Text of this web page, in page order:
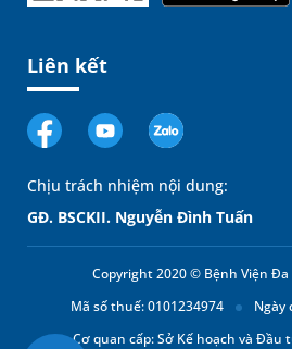
Liên kết
Chịu trách nhiệm nội dung:
GĐ. BSCKII. Nguyễn Đình Tuấn
Copyright 2020 © Bệnh Viện Đa
Mã số thuế: 0101234974
Ngày
Cơ quan cấp: Sở Kế hoạch và Đầu